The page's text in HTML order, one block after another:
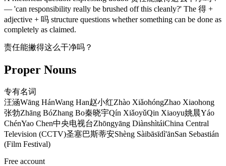
— 'can responsibility really be brushed off this cleanly?' The 得 +
adjective + 吗 structure questions whether something can be done as
completely as claimed.
责任能撇得这么干净吗？
Proper Nouns
专有名词
汪涵Wāng HánWang Han赵小红Zhào XiǎohóngZhao Xiaohong
张勃Zhāng BóZhang Bo秦晓宇Qín XiǎoyǔQin Xiaoyu姚晨Yáo
ChénYao Chen中央电视台Zhōngyāng DiànshìtáiChina Central
Television (CCTV)圣塞巴斯蒂安Shèng Sàibāsīdì'ānSan Sebastián
(Film Festival)
Free account